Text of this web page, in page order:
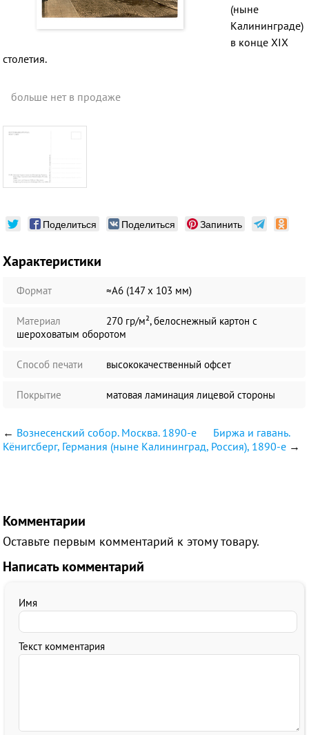
(ныне
Калининграде)
в конце XIX
столетия.
больше нет в продаже
Поделиться Поделиться Запинить
Характеристики
Формат ≈А6 (147 х 103 мм)
Материал
270 гр/м², белоснежный картон с
шероховатым оборотом
Способ печати высококачественный офсет
Покрытие матовая ламинация лицевой стороны
← Вознесенский собор. Москва. 1890-е
Биржа и гавань.
Кёнигсберг, Германия (ныне Калининград, Россия), 1890-е →
Комментарии
Оставьте первым комментарий к этому товару.
Написать комментарий
Имя
Текст комментария